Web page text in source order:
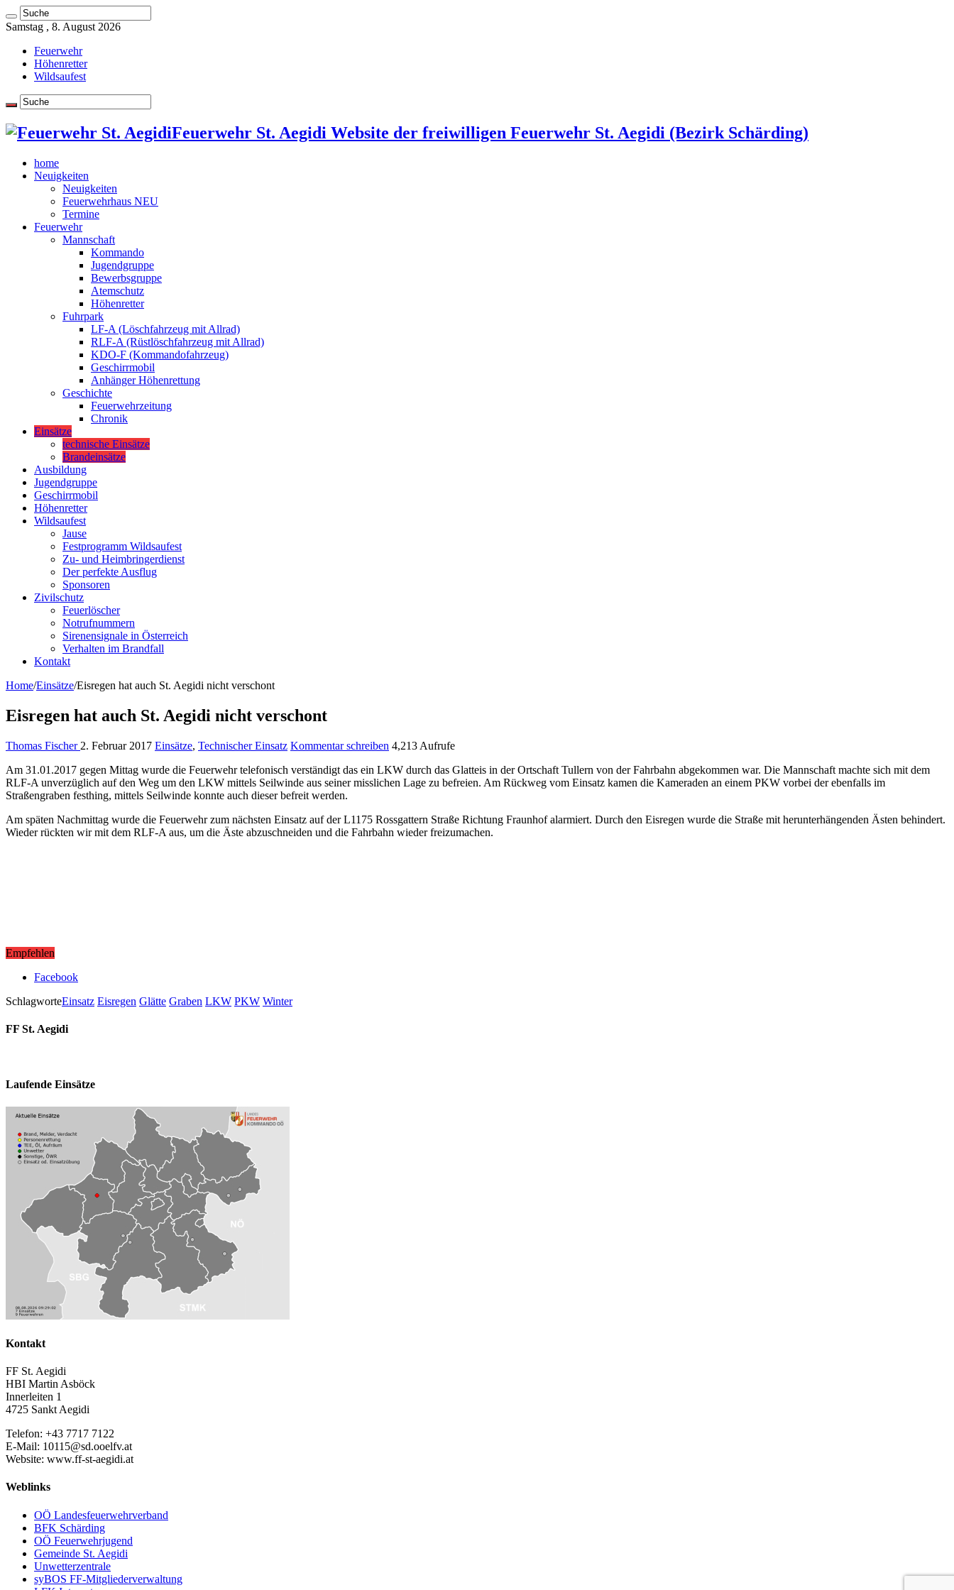
Samstag , 8. August 2026
Feuerwehr
Höhenretter
Wildsaufest
Feuerwehr St. Aegidi Website der freiwilligen Feuerwehr St. Aegidi (Bezirk Schärding)
home
Neuigkeiten
Neuigkeiten
Feuerwehrhaus NEU
Termine
Feuerwehr
Mannschaft
Kommando
Jugendgruppe
Bewerbsgruppe
Atemschutz
Höhenretter
Fuhrpark
LF-A (Löschfahrzeug mit Allrad)
RLF-A (Rüstlöschfahrzeug mit Allrad)
KDO-F (Kommandofahrzeug)
Geschirrmobil
Anhänger Höhenrettung
Geschichte
Feuerwehrzeitung
Chronik
Einsätze
technische Einsätze
Brandeinsätze
Ausbildung
Jugendgruppe
Geschirrmobil
Höhenretter
Wildsaufest
Jause
Festprogramm Wildsaufest
Zu- und Heimbringerdienst
Der perfekte Ausflug
Sponsoren
Zivilschutz
Feuerlöscher
Notrufnummern
Sirenensignale in Österreich
Verhalten im Brandfall
Kontakt
Home/Einsätze/Eisregen hat auch St. Aegidi nicht verschont
Eisregen hat auch St. Aegidi nicht verschont
Thomas Fischer 2. Februar 2017 Einsätze, Technischer Einsatz Kommentar schreiben 4,213 Aufrufe
Am 31.01.2017 gegen Mittag wurde die Feuerwehr telefonisch verständigt das ein LKW durch das Glatteis in der Ortschaft Tullern von der Fahrbahn abgekommen war. Die Mannschaft machte sich mit dem
RLF-A unverzüglich auf den Weg um den LKW mittels Seilwinde aus seiner misslichen Lage zu befreien. Am Rückweg vom Einsatz kamen die Kameraden an einem PKW vorbei der ebenfalls im
Straßengraben festhing, mittels Seilwinde konnte auch dieser befreit werden.
Am späten Nachmittag wurde die Feuerwehr zum nächsten Einsatz auf der L1175 Rossgattern Straße Richtung Fraunhof alarmiert. Durch den Eisregen wurde die Straße mit herunterhängenden Ästen behindert.
Wieder rückten wir mit dem RLF-A aus, um die Äste abzuschneiden und die Fahrbahn wieder freizumachen.
Empfehlen
Facebook
SchlagworteEinsatz Eisregen Glätte Graben LKW PKW Winter
FF St. Aegidi
Laufende Einsätze
Kontakt
FF St. Aegidi
HBI Martin Asböck
Innerleiten 1
4725 Sankt Aegidi
Telefon: +43 7717 7122
E-Mail: 10115@sd.ooelfv.at
Website: www.ff-st-aegidi.at
Weblinks
OÖ Landesfeuerwehrverband
BFK Schärding
OÖ Feuerwehrjugend
Gemeinde St. Aegidi
Unwetterzentrale
syBOS FF-Mitgliederverwaltung